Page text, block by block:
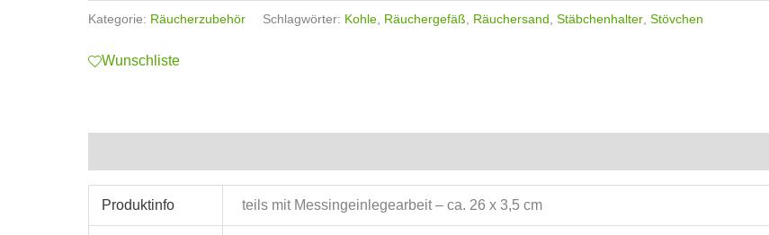
Kategorie: Räucherzubehör Schlagwörter: Kohle Räuchergefäß Räuchersand ,Stäbchenhalter ,Stövchen
Wunschliste
Produktinfo teils mit Messingeinlegearbeit – ca. 26 x 3,5 cm